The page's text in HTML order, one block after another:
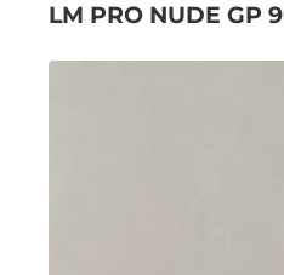
LM PRO NUDE GP